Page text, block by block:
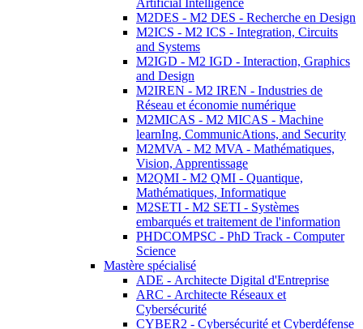
Artificial Intelligence
M2DES - M2 DES - Recherche en Design
M2ICS - M2 ICS - Integration, Circuits
and Systems
M2IGD - M2 IGD - Interaction, Graphics
and Design
M2IREN - M2 IREN - Industries de
Réseau et économie numérique
M2MICAS - M2 MICAS - Machine
learnIng, CommunicAtions, and Security
M2MVA - M2 MVA - Mathématiques,
Vision, Apprentissage
M2QMI - M2 QMI - Quantique,
Mathématiques, Informatique
M2SETI - M2 SETI - Systèmes
embarqués et traitement de l'information
PHDCOMPSC - PhD Track - Computer
Science
Mastère spécialisé
ADE - Architecte Digital d'Entreprise
ARC - Architecte Réseaux et
Cybersécurité
CYBER2 - Cybersécurité et Cyberdéfense